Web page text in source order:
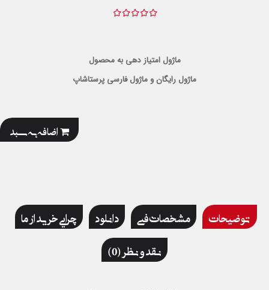
ماژول امتیاز دهی به محصول
ماژول رایگان و ماژول فارسی پرستاشاپ
اضافه به سبد
توضیحات مشخصات فنی دانلود
چرایی خرید از ما
نقد و نظر (0)